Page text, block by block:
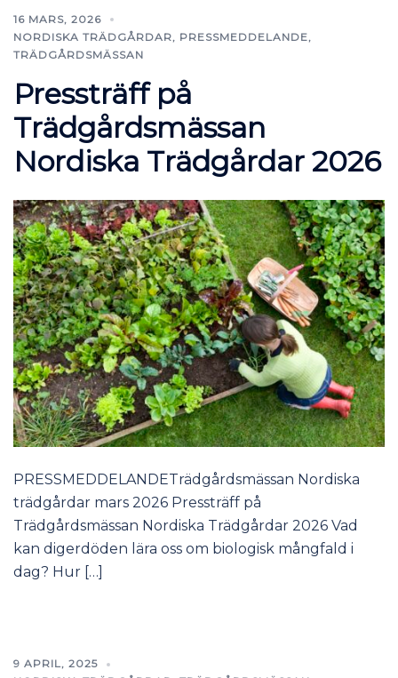
16 MARS, 2026
NORDISKA TRÄDGÅRDAR, PRESSMEDDELANDE,
TRÄDGÅRDSMÄSSAN
Pressträff på
Trädgårdsmässan
Nordiska Trädgårdar 2026
PRESSMEDDELANDETrädgårdsmässan Nordiska
trädgårdar mars 2026 Pressträff på
Trädgårdsmässan Nordiska Trädgårdar 2026 Vad
kan digerdöden lära oss om biologisk mångfald i
dag? Hur […]
9 APRIL, 2025